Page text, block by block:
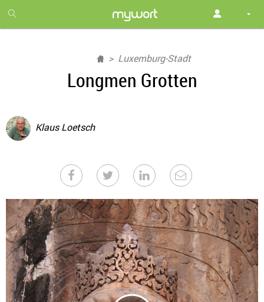
month
free
Luxemburg-Stadt
Longmen Grotten
Klaus Loetsch